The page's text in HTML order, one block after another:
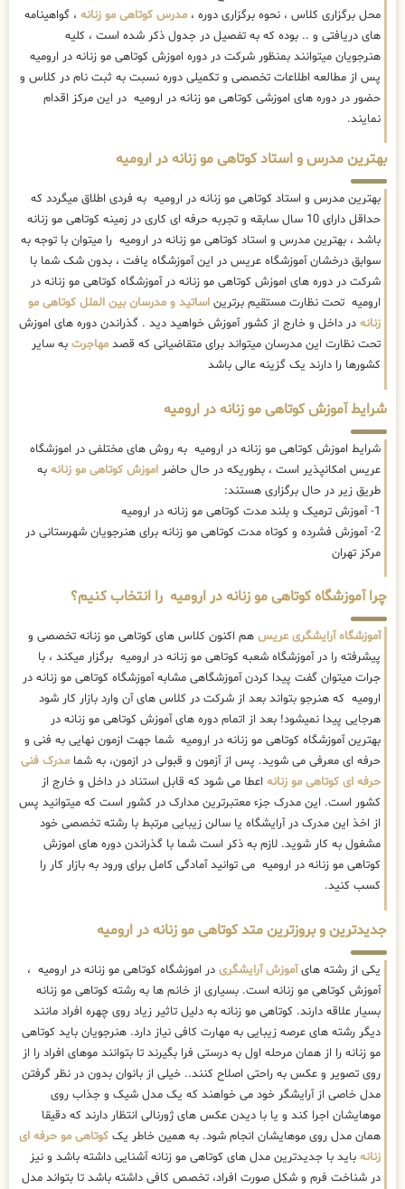
محل برگزاری کلاس ، نحوه برگزاری دوره ، مدرس کوتاهی مو زنانه ، گواهینامه
های دریافتی و .. بوده که به تفصیل در جدول ذکر شده است ، کلیه
هنرجویان میتوانند بمنظور شرکت در دوره اموزش کوتاهی مو زنانه در ارومیه
پس از مطالعه اطلاعات تخصصی و تکمیلی دوره نسبت به ثبت نام در کلاس و
حضور در دوره های اموزشی کوتاهی مو زنانه در ارومیه در این مرکز اقدام
نمایند.
بهترین مدرس و استاد کوتاهی مو زنانه در ارومیه
بهترین مدرس و استاد کوتاهی مو زنانه در ارومیه به فردی اطلاق میگردد که
حداقل دارای 10 سال سابقه و تجربه حرفه ای کاری در زمینه کوتاهی مو زنانه
باشد ، بهترین مدرس و استاد کوتاهی مو زنانه در ارومیه را میتوان با توجه به
سوابق درخشان آموزشگاه عریس در این آموزشگاه یافت ، بدون شک شما با
شرکت در دوره های اموزش کوتاهی مو زنانه در آموزشگاه کوتاهی مو زنانه در
ارومیه تحت نظارت مستقیم برترین اساتید و مدرسان بین الملل کوتاهی مو
زنانه در داخل و خارج از کشور آموزش خواهید دید . گذراندن دوره های اموزش
تحت نظارت این مدرسان میتواند برای متقاضیانی که قصد مهاجرت به سایر
کشورها را دارند یک گزینه عالی باشد
شرایط آموزش کوتاهی مو زنانه در ارومیه
شرایط اموزش کوتاهی مو زنانه در ارومیه به روش های مختلفی در اموزشگاه
عریس امکانپذیر است ، بطوریکه در حال حاضر اموزش کوتاهی مو زنانه به
طریق زیر در حال برگزاری هستند:
1- آموزش ترمیک و بلند مدت کوتاهی مو زنانه در ارومیه
2- آموزش فشرده و کوتاه مدت کوتاهی مو زنانه برای هنرجویان شهرستانی در
مرکز تهران
چرا آموزشگاه کوتاهی مو زنانه در ارومیه را انتخاب کنیم؟
آموزشگاه آرایشگری عریس هم اکنون کلاس های کوتاهی مو زنانه تخصصی و
پیشرفته را در آموزشگاه شعبه کوتاهی مو زنانه در ارومیه برگزار میکند ، با
جرات میتوان گفت پیدا کردن آموزشگاهی مشابه آموزشگاه کوتاهی مو زنانه در
ارومیه که هنرجو بتواند بعد از شرکت در کلاس های آن وارد بازار کار شود
هرجایی پیدا نمیشود! بعد از اتمام دوره های آموزش کوتاهی مو زنانه در
بهترین آموزشگاه کوتاهی مو زنانه در ارومیه شما جهت ازمون نهایی به فنی و
حرفه ای معرفی می شوید. پس از آزمون و قبولی در ازمون، به شما مدرک فنی
حرفه ای کوتاهی مو زنانه اعطا می شود که قابل استناد در داخل و خارج از
کشور است. این مدرک جزء معتبرترین مدارک در کشور است که میتوانید پس
از اخذ این مدرک در آرایشگاه یا سالن زیبایی مرتبط با رشته تخصصی خود
مشغول به کار شوید. لازم به ذکر است شما با گذراندن دوره های اموزش
کوتاهی مو زنانه در ارومیه می توانید آمادگی کامل برای ورود به بازار کار را
کسب کنید.
جدیدترین و بروزترین متد کوتاهی مو زنانه در ارومیه
یکی از رشته هایآموزش آرایشگری در اموزشگاه کوتاهی مو زنانه در ارومیه ،
آموزش کوتاهی مو زنانه است. بسیاری از خانم ها به رشته کوتاهی مو زنانه
بسیار علاقه دارند. کوتاهی مو زنانه به دلیل تاثیر زیاد روی چهره افراد مانند
دیگر رشته های عرصه زیبایی به مهارت کافی نیاز دارد. هنرجویان باید کوتاهی
مو زنانه را از همان مرحله اول به درستی فرا بگیرند تا بتوانند موهای افراد را از
روی تصویر و عکس به راحتی اصلاح کنند.. خیلی از بانوان بدون در نظر گرفتن
مدل خاصی از آرایشگر خود می خواهند که یک مدل شیک و جذاب روی
موهایشان اجرا کند و یا با دیدن عکس های ژورنالی انتظار دارند که دقیقا
همان مدل روی موهایشان انجام شود. به همین خاطر یک کوتاهی مو حرفه ای
زنانه باید با جدیدترین مدل های کوتاهی مو زنانه آشنایی داشته باشد و نیز
در شناخت فرم و شکل صورت افراد، تخصص کافی داشته باشد تا بتواند مدل